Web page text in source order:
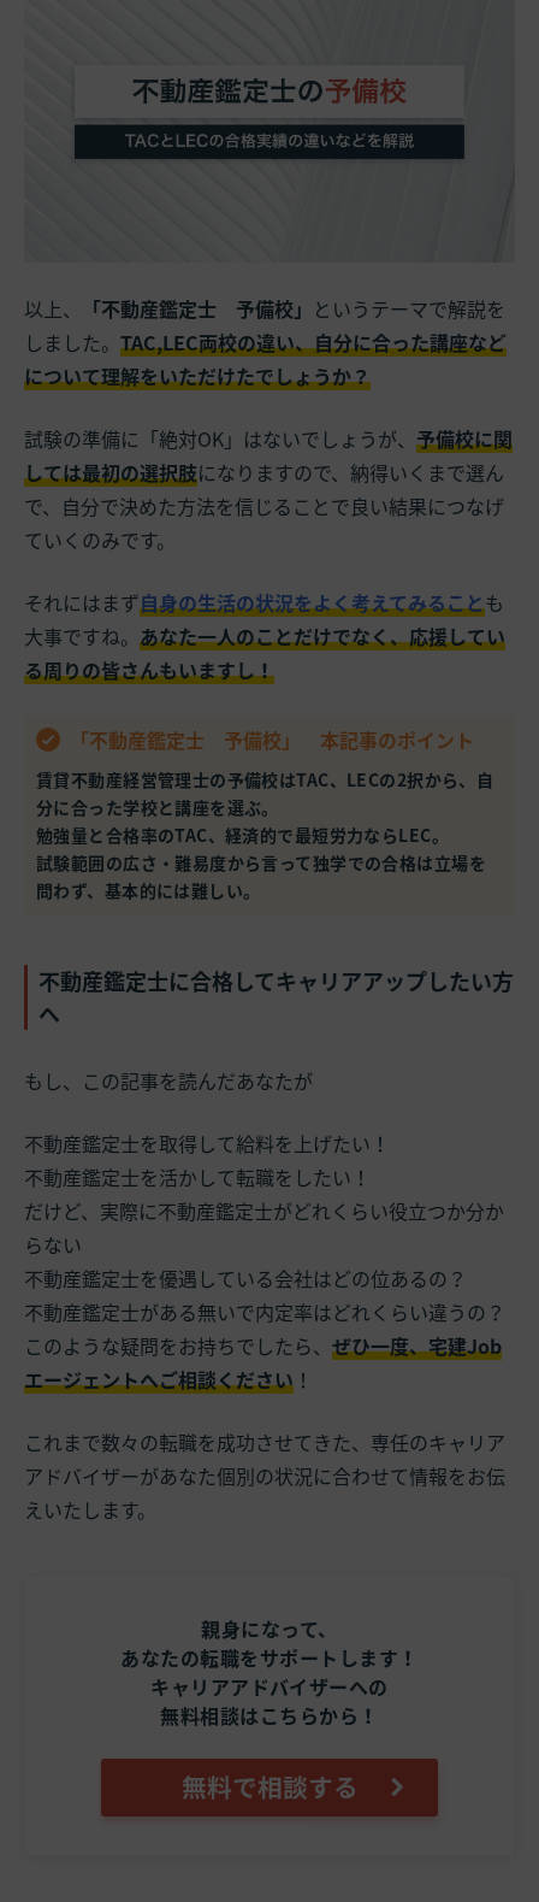
以上、 「不動産鑑定士 予備校」 というテーマで解説を
しました。 TAC,LEC両校の違い、自分に合った講座など
について理解をいただけたでしょうか？
試験の準備に「絶対OK」はないでしょうが、 予備校に関
しては最初の選択肢になりますので、納得いくまで選ん
で、自分で決めた方法を信じることで良い結果につなげ
ていくのみです。
それにはまず自身の生活の状況をよく考えてみることも
大事ですね。 あなた一人のことだけでなく、応援してい
る周りの皆さんもいますし！
「不動産鑑定士 予備校」 本記事のポイント
賃貸不動産経営管理士の予備校はTAC、LECの2択から、自
分に合った学校と講座を選ぶ。
勉強量と合格率のTAC、経済的で最短労力ならLEC。
試験範囲の広さ・難易度から言って独学での合格は立場を
問わず、基本的には難しい。
不動産鑑定士に合格してキャリアアップしたい方
へ
もし、この記事を読んだあなたが
不動産鑑定士を取得して給料を上げたい！
不動産鑑定士を活かして転職をしたい！
だけど、実際に不動産鑑定士がどれくらい役立つか分か
らない
不動産鑑定士を優遇している会社はどの位あるの？
不動産鑑定士がある無いで内定率はどれくらい違うの？
このような疑問をお持ちでしたら、 ぜひ一度、宅建Job
エージェントへご相談ください ！
これまで数々の転職を成功させてきた、専任のキャリア
アドバイザーがあなた個別の状況に合わせて情報をお伝
えいたします。
親身になって、
あなたの転職をサポートします！
キャリアアドバイザーへの
無料相談はこちらから！
無料で相談する